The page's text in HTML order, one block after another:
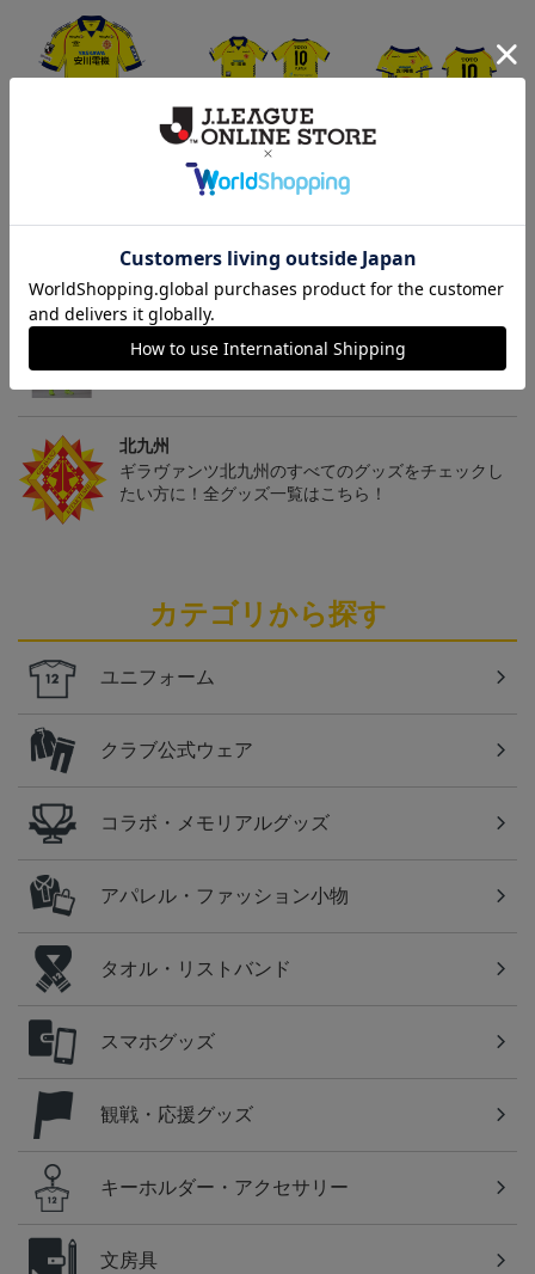
1st
[2026/27シーズン 明治安
田J3リーグ]ベビーユニフ
デザイン)
4,950円
トピックス
北九州
ギラヴァンツ北九州のユニフォームを着て試合を応
援しよう！
北九州
ギラヴァンツ北九州のすべてのグッズをチェックし
たい方に！全グッズ一覧はこちら！
カテゴリから探す
ユニフォーム
クラブ公式ウェア
コラボ・メモリアルグッズ
アパレル・ファッション小物
タオル・リストバンド
スマホグッズ
観戦・応援グッズ
キーホルダー・アクセサリー
文房具